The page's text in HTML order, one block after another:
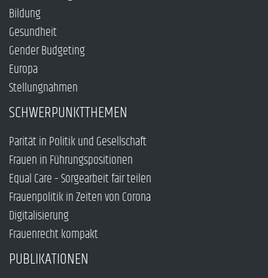
Bildung
Gesundheit
Gender Budgeting
Europa
Stellungnahmen
SCHWERPUNKTTHEMEN
Parität in Politik und Gesellschaft
Frauen in Führungspositionen
Equal Care – Sorgearbeit fair teilen
Frauenpolitik in Zeiten von Corona
Digitalisierung
Frauenrecht kompakt
PUBLIKATIONEN